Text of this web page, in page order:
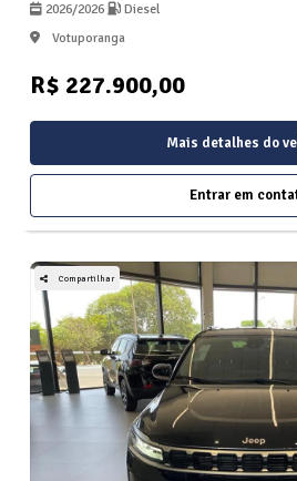
2026/2026
Diesel
Votuporanga
R$ 227.900,00
Mais detalhes do
Entrar em
Compartilhar